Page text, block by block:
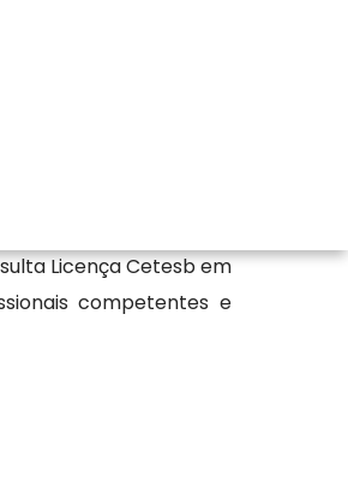
mais indicada pelo
Poluidoras,
Licença Cetesb em
competentes e